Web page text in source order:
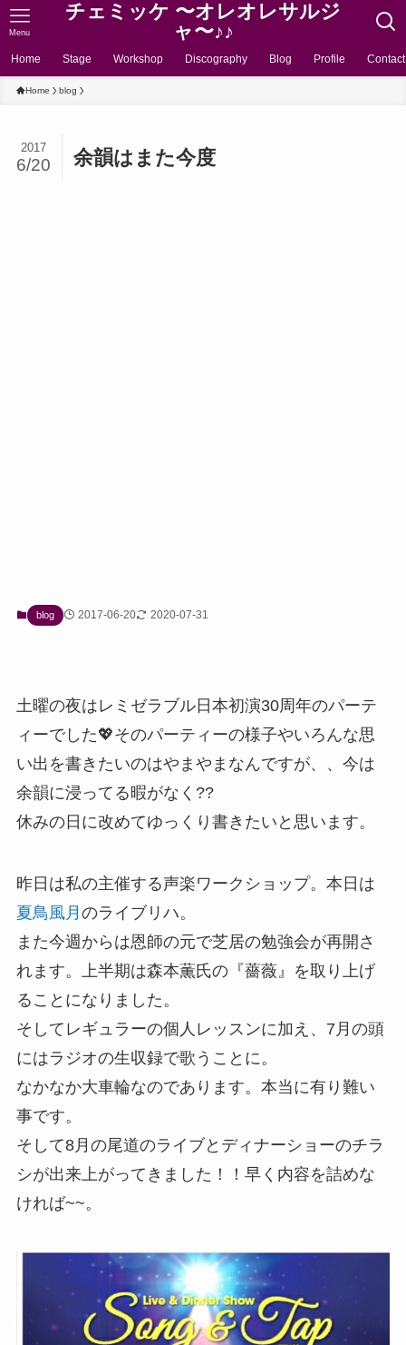
チェミッケ 〜オレオレサルジ
ャ〜♪♪
Menu
Home Stage Workshop Discography Blog Profile Contact
Home blog
余韻はまた今度
2017
6/20
blog 2017-06-20 2020-07-31
土曜の夜はレミゼラブル日本初演30周年のパーテ
ィーでした💖そのパーティーの様子やいろんな思
い出を書きたいのはやまやまなんですが、、今は
余韻に浸ってる暇がなく??
休みの日に改めてゆっくり書きたいと思います。
昨日は私の主催する声楽ワークショップ。本日は
夏鳥風月 のライブリハ。
また今週からは恩師の元で芝居の勉強会が再開さ
れます。上半期は森本薫氏の『薔薇』を取り上げ
ることになりました。
そしてレギュラーの個人レッスンに加え、7月の頭
にはラジオの生収録で歌うことに。
なかなか大車輪なのであります。本当に有り難い
事です。
そして8月の尾道のライブとディナーショーのチラ
シが出来上がってきました！！早く内容を詰めな
ければ~~。